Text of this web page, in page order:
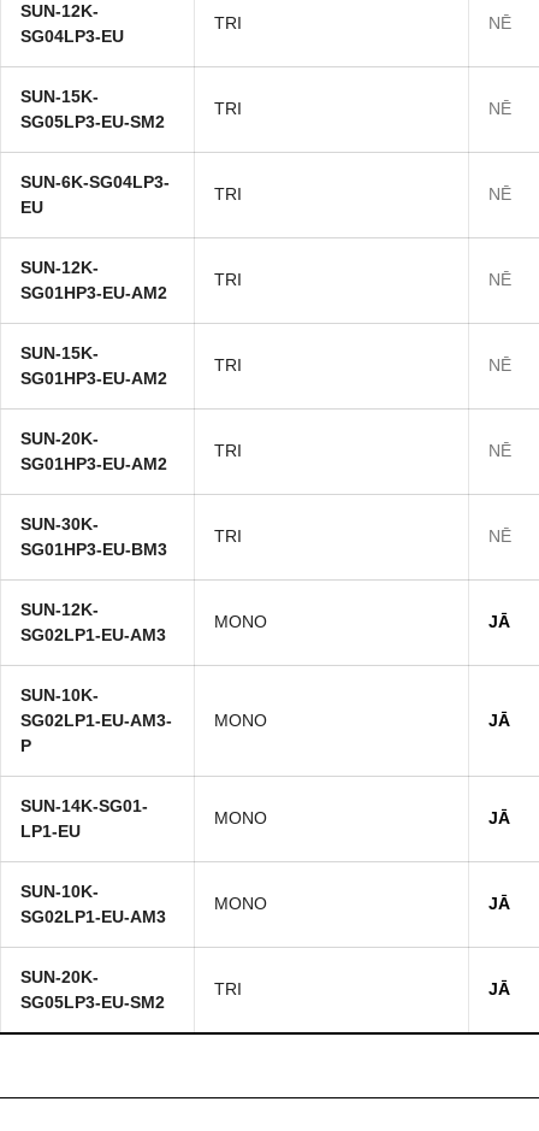
SUN-12K-
SG04LP3-EU
TRI NĒ
SUN-15K-
SG05LP3-EU-SM2
TRI NĒ
SUN-6K-SG04LP3-
EU
TRI NĒ
SUN-12K-
SG01HP3-EU-AM2
TRI NĒ
SUN-15K-
SG01HP3-EU-AM2
TRI NĒ
SUN-20K-
SG01HP3-EU-AM2
TRI NĒ
SUN-30K-
SG01HP3-EU-BM3
TRI NĒ
SUN-12K-
SG02LP1-EU-AM3
MONO JĀ
SUN-10K-
SG02LP1-EU-AM3-
P
MONO JĀ
SUN-14K-SG01-
LP1-EU
MONO JĀ
SUN-10K-
SG02LP1-EU-AM3
MONO JĀ
SUN-20K-
SG05LP3-EU-SM2
TRI JĀ